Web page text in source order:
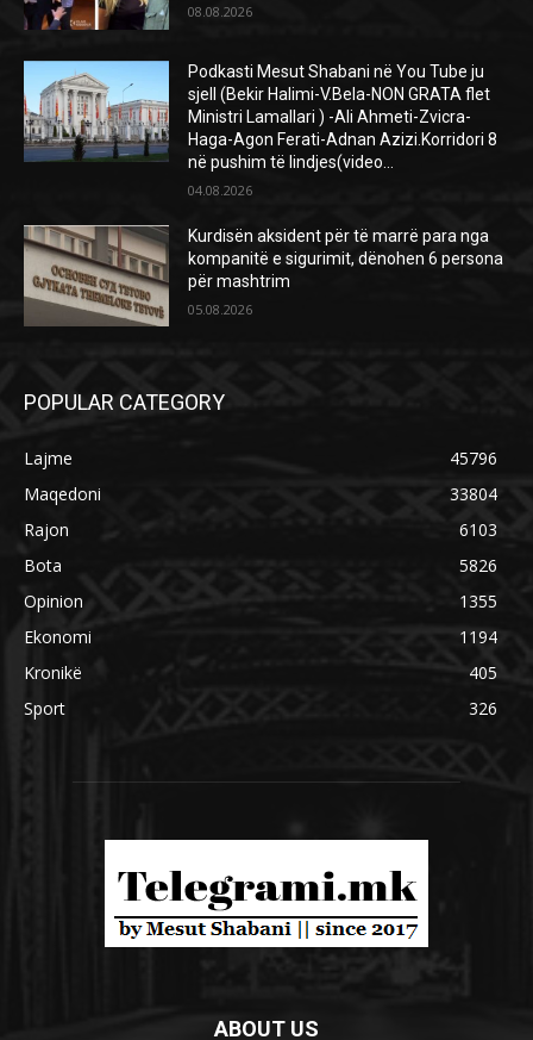
08.08.2026
Podkasti Mesut Shabani në You Tube ju
sjell (Bekir Halimi-V.Bela-NON GRATA flet
Ministri Lamallari ) -Ali Ahmeti-Zvicra-
Haga-Agon Ferati-Adnan Azizi.Korridori 8
në pushim të lindjes(video...
04.08.2026
Kurdisën aksident për të marrë para nga
kompanitë e sigurimit, dënohen 6 persona
për mashtrim
05.08.2026
POPULAR CATEGORY
Lajme
45796
Maqedoni
33804
Rajon
6103
Bota
5826
Opinion
1355
Ekonomi
1194
Kronikë
405
Sport
326
ABOUT US